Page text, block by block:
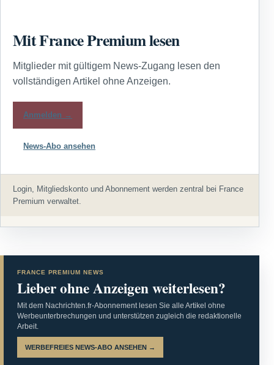
Mit France Premium lesen
Mitglieder mit gültigem News-Zugang lesen den
vollständigen Artikel ohne Anzeigen.
Anmelden →
News-Abo ansehen
Login, Mitgliedskonto und Abonnement werden zentral bei France
Premium verwaltet.
FRANCE PREMIUM NEWS
Lieber ohne Anzeigen weiterlesen?
Mit dem Nachrichten.fr-Abonnement lesen Sie alle Artikel ohne
Werbeunterbrechungen und unterstützen zugleich die redaktionelle
Arbeit.
WERBEFREIES NEWS-ABO ANSEHEN →